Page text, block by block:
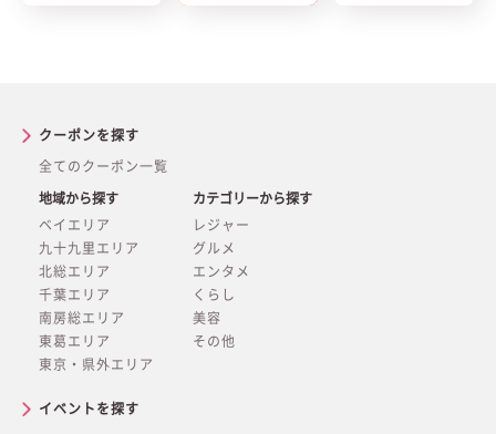
クーポンを探す
全てのクーポン一覧
地域から探す
ベイエリア
九十九里エリア
北総エリア
千葉エリア
南房総エリア
東葛エリア
東京・県外エリア
カテゴリーから探す
レジャー
グルメ
エンタメ
くらし
美容
その他
イベントを探す